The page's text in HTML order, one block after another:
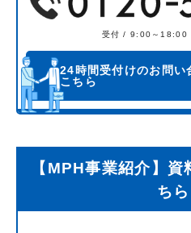
受付 / 9:00～18:00
24時間受付けのお問い
こちら
【MPH事業紹介】
ちら